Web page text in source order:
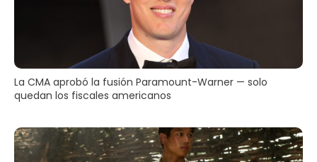
La CMA aprobó la fusión Paramount-Warner — solo
quedan los fiscales americanos